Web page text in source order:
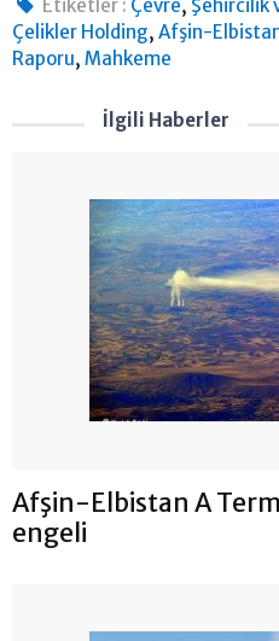
Etiketler : Çevre, Şehircilik
Çelikler Holding, Afşin-
Raporu, Mahkeme
İlgili Haberler
Afşin-Elbistan A
engeli